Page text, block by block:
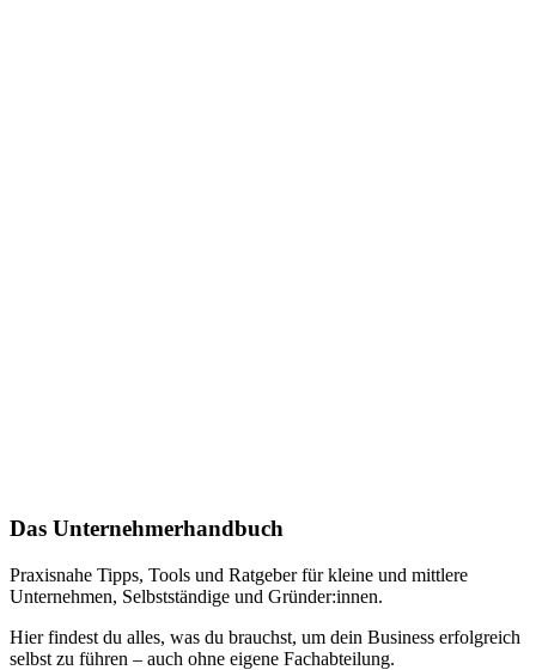
Das Unternehmerhandbuch
Praxisnahe Tipps, Tools und Ratgeber für kleine und mittlere
Unternehmen, Selbstständige und Gründer:innen.
Hier findest du alles, was du brauchst, um dein Business erfolgreich
selbst zu führen – auch ohne eigene Fachabteilung.